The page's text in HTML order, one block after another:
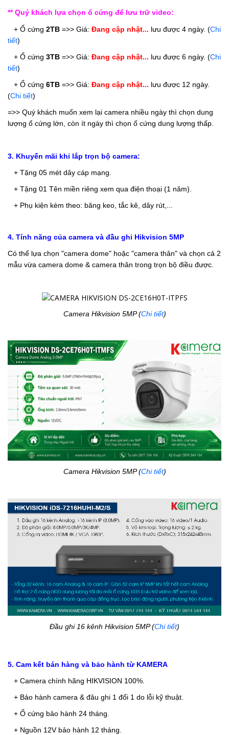
** Quý khách lựa chọn ổ cứng để lưu trữ video:
+ Ổ cứng 2TB =>> Giá: Đang cập nhật... lưu được 4 ngày. (Chi
tiết)
   + Ổ cứng
3TB =>> Giá: Đang cập nhật... lưu được 6 ngày. (Chi
tiết)
   + Ổ cứng
6TB =>> Giá: Đang cập nhật...
(Chi tiết)
=>> Quý khách muốn xem lại camera nhiều ngày thì chọn dung
lượng ổ cứng lớn, còn ít ngày thì chọn ổ cứng dung lượng thấp.
3. Khuyến mãi khi lắp trọn bộ camera:
+ Tặng 05 mét dây cáp mạng.
+ Tặng 01 Tên miền riêng xem qua điện thoại (1 năm).
+ Phụ kiện kèm theo: băng keo, tắc kê, dây rút,...
4. Tính năng của camera và đầu ghi Hikvision 5MP
Có thể lựa chọn "camera dome" hoặc "camera thân" và chọn cả 2
mẫu vừa camera dome & camera thân trong trọn bộ điều được.
Camera Hikvision 5MP (Chi tiết)
Camera Hikvision 5MP (Chi tiết)
Đầu ghi 16 kênh Hikvision 5MP (Chi tiết)
5. Cam kết bán hàng và bảo hành từ KAMERA
+ Camera chính hãng HIKVISION 100%.
+ Bảo hành camera & đâu ghi 1 đổi 1 do lỗi kỹ thuật.
+ Ổ cứng bảo hành 24 tháng.
+ Nguồn 12V bảo hành 12 tháng.